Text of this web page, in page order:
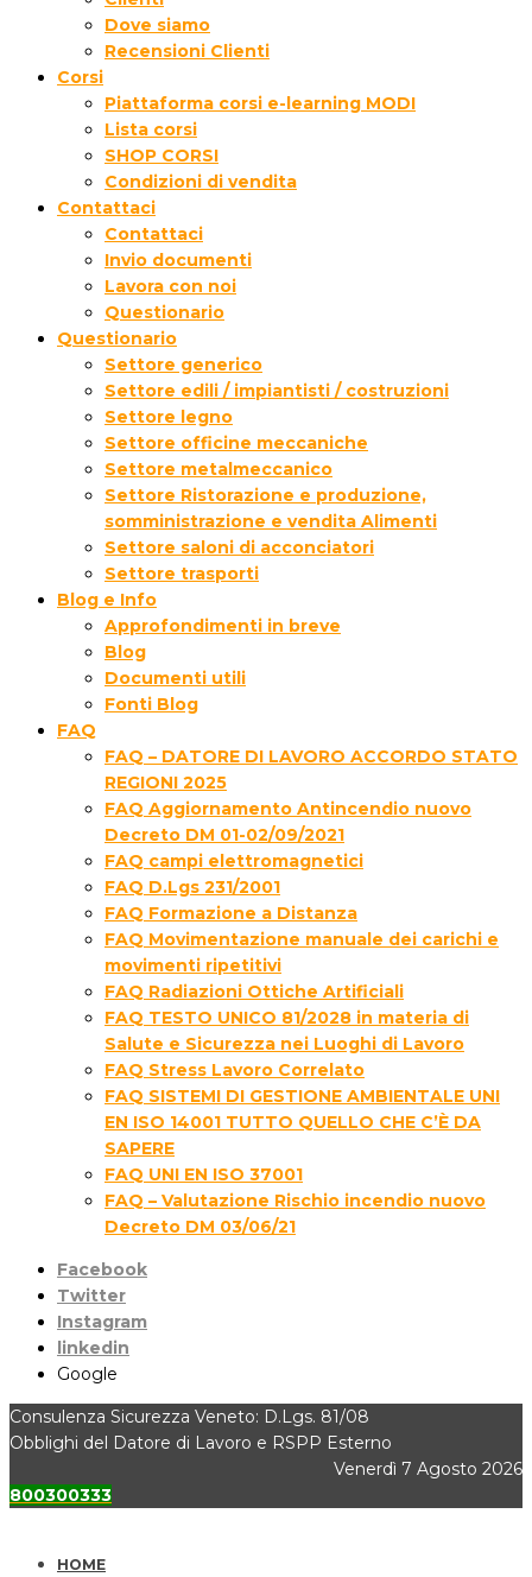
Dove siamo
Recensioni Clienti
Corsi
Piattaforma corsi e-learning MODI
Lista corsi
SHOP CORSI
Condizioni di vendita
Contattaci
Contattaci
Invio documenti
Lavora con noi
Questionario
Questionario
Settore generico
Settore edili / impiantisti / costruzioni
Settore legno
Settore officine meccaniche
Settore metalmeccanico
Settore Ristorazione e produzione,
somministrazione e vendita Alimenti
Settore saloni di acconciatori
Settore trasporti
Blog e Info
Approfondimenti in breve
Blog
Documenti utili
Fonti Blog
FAQ
FAQ – DATORE DI LAVORO ACCORDO STATO
REGIONI 2025
FAQ Aggiornamento Antincendio nuovo
Decreto DM 01-02/09/2021
FAQ campi elettromagnetici
FAQ D.Lgs 231/2001
FAQ Formazione a Distanza
FAQ Movimentazione manuale dei carichi e
movimenti ripetitivi
FAQ Radiazioni Ottiche Artificiali
FAQ TESTO UNICO 81/2028 in materia di
Salute e Sicurezza nei Luoghi di Lavoro
FAQ Stress Lavoro Correlato
FAQ SISTEMI DI GESTIONE AMBIENTALE UNI
EN ISO 14001 TUTTO QUELLO CHE C’È DA
SAPERE
FAQ UNI EN ISO 37001
FAQ – Valutazione Rischio incendio nuovo
Decreto DM 03/06/21
Facebook
Twitter
Instagram
linkedin
Google
Consulenza Sicurezza Veneto: D.Lgs. 81/08
Obblighi del Datore di Lavoro e RSPP Esterno
Venerdì 7 Agosto 2026
800300333
HOME